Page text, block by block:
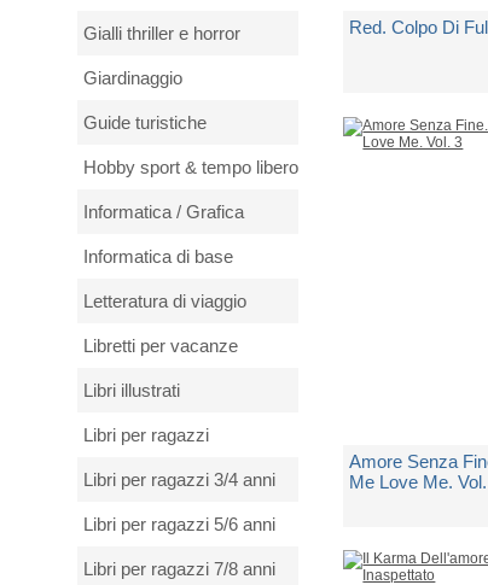
Gialli thriller e horror
Giardinaggio
Guide turistiche
Hobby sport & tempo libero
Informatica / Grafica
Informatica di base
Letteratura di viaggio
Libretti per vacanze
Libri illustrati
Libri per ragazzi
Libri per ragazzi 3/4 anni
Libri per ragazzi 5/6 anni
Libri per ragazzi 7/8 anni
Red. Colpo Di
Amore Senza
Me Love Me.